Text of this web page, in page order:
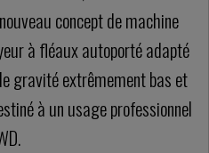
concept de machine
à fléaux autoporté adapté
gravité extrêmement bas et
à un usage professionnel